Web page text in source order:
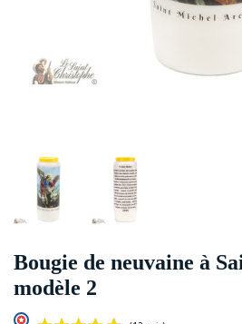
Bougie de neuvaine à
modèle 2